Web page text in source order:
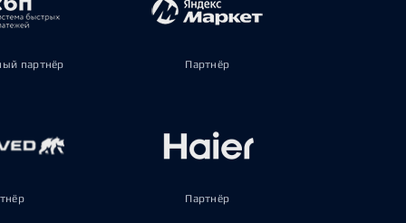
партнёр Партнёр
Партнёр